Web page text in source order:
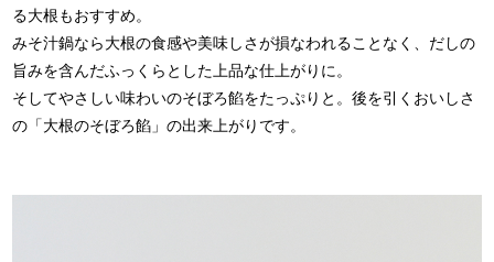
る大根もおすすめ。
みそ汁鍋なら大根の食感や美味しさが損なわれることなく、だしの
旨みを含んだふっくらとした上品な仕上がりに。
そしてやさしい味わいのそぼろ餡をたっぷりと。後を引くおいしさ
の「大根のそぼろ餡」の出来上がりです。